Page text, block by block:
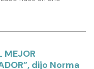
MEJOR
dijo Norma